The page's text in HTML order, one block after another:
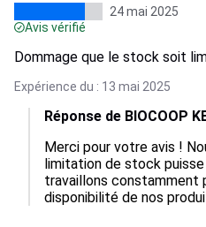
24 mai 2025
Avis vérifié
Dommage que le stock soit
Expérience du : 13 mai 2025
Réponse de BIOCOOP
Merci pour votre avis !
limitation de stock
travaillons constamment
disponibilité de nos